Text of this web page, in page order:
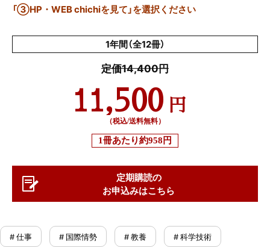
「③HP・WEB chichiを見て」を選択ください
1年間（全12冊）
定価14,400円
11,500 円
（税込/送料無料）
1冊あたり約958円
定期購読の
お申込みはこちら
# 仕事 # 国際情勢 # 教養 # 科学技術